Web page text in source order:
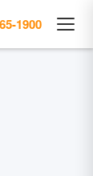
1900